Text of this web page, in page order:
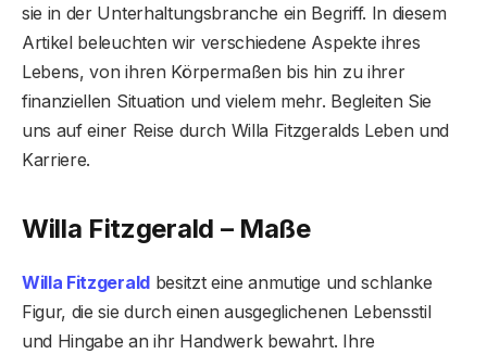
sie in der Unterhaltungsbranche ein Begriff. In diesem
Artikel beleuchten wir verschiedene Aspekte ihres
Lebens, von ihren Körpermaßen bis hin zu ihrer
finanziellen Situation und vielem mehr. Begleiten Sie
uns auf einer Reise durch Willa Fitzgeralds Leben und
Karriere.
Willa Fitzgerald – Maße
Willa Fitzgeraldbesitzt eine anmutige und schlanke
Figur, die sie durch einen ausgeglichenen Lebensstil
und Hingabe an ihr Handwerk bewahrt. Ihre